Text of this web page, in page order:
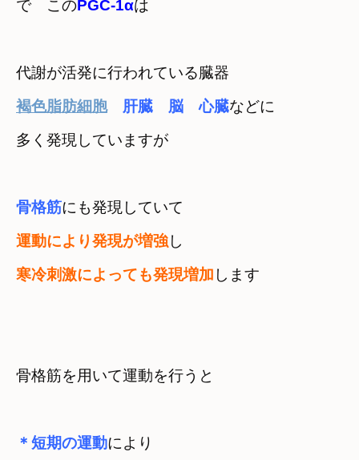
で　このPGC-1αは
代謝が活発に行われている臓器
褐色脂肪細胞 肝臓　脳　心臓などに
多く発現していますが
骨格筋
運動により発現が増強し
寒冷刺激によっても発現増加 します
骨格筋を用いて運動を行うと
＊短期の運動により